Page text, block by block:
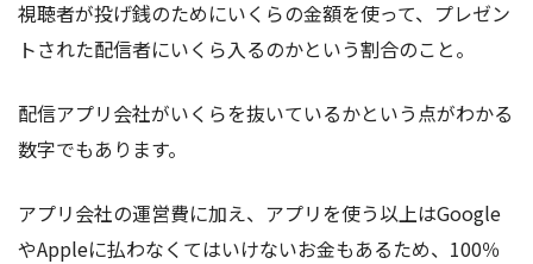
視聴者が投げ銭のためにいくらの金額を使って、プレゼン
トされた配信者にいくら入るのかという割合のこと。
配信アプリ会社がいくらを抜いているかという点がわかる
数字でもあります。
アプリ会社の運営費に加え、アプリを使う以上はGoogle
やAppleに払わなくてはいけないお金もあるため、100％